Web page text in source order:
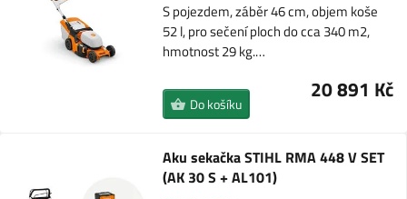
S pojezdem, záběr 46 cm, objem koše
52 l, pro sečení ploch do cca 340 m2,
hmotnost 29 kg.…
20 891 Kč
Do košíku
Aku sekačka STIHL RMA 448 V SET
(AK 30 S + AL101)